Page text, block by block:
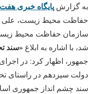
به گزارش پایگاه خبری
حفاظت محیط زیست، علی
شد، با اشاره به ابلاغ «سند
جمهور، اظهار کرد: در
دولت سیزدهم در راستای